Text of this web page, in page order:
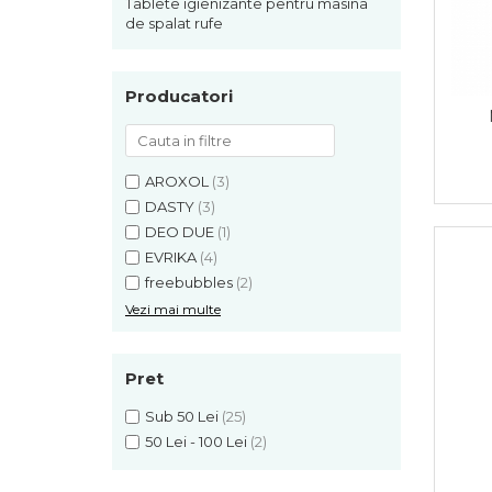
Solutii suprafete bucatarie
Folii si pungi alimentare
Vesela de unica folosinta
intretinere masina spalat vase
Pungi congelator
Rezerve filtru Cafea
Produse curatenie baie
Dezinfectat toaleta
Detartrant toaleta
Odorizant toaleta
de spalat rufe
Producatori
AROXOL (3)
DASTY (3)
DEO DUE (1)
EVRIKA (4)
freebubbles (2)
Vezi mai multe
Pret
Sub 50 Lei (25)
50 Lei - 100 Lei (2)